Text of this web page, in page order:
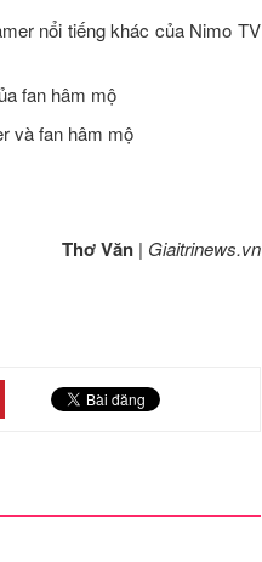
nổi tiếng khác của Nimo TV
fan hâm mộ
và fan hâm mộ
Thơ Văn | Giaitrinews.vn